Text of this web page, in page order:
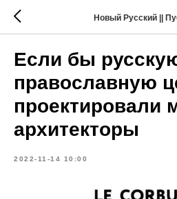
Новый Русский ||
Если бы
православную
проектировали
архитекторы
2022-11-14 10:00